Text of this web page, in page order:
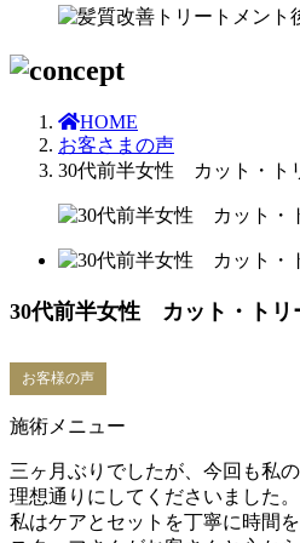
HOME
お客さまの声
30代前半女性 カット・ト
30代前半女性 カット・トリ
お客様の声
施術メニュー
三ヶ月ぶりでしたが、今回も私
理想通りにしてくださいました。
私はケアとセットを丁寧に時間